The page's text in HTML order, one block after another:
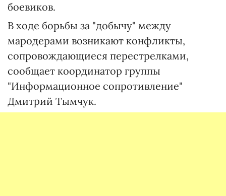
боевиков.
В ходе борьбы за "добычу" между
мародерами возникают конфликты,
сопровождающиеся перестрелками,
сообщает координатор группы
"Информационное сопротивление"
Дмитрий Тымчук.